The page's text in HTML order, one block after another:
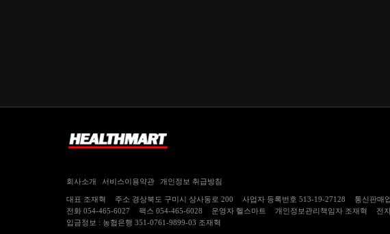
회사소개 서비스이용약관 개인정보 취급방침
대표 조재혁 주소 경상북도 구미시 상사동로 200 사업자 등록번호 513-19-27128 통신판매
전화 054-465-6027 팩스 054-465-6028 운영자 헬스마트 개인정보관리책임자 조재혁
전
입금정보 : 농협은행 351-0761-9899-03 조재혁